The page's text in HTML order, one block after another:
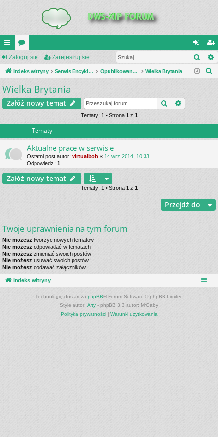
UI
C
K
_L
or
a
al
og
ar
ej
Zaloguj się Zarejestruj się
Indeks witryny Serwis Encyklopedia Uzbrojenia Opublikowane zestawienia Wielka Brytania
j
Wielka Brytania
Załóż nowy temat Szukaj
Tematy: 1 • Strona 1 z 1
Tematy
Aktualne prace w serwisie
Ostatni post autor: virtualbob « 14 wrz 2014, 10:33
Odpowiedzi: 1
Załóż nowy temat
Tematy: 1 • Strona 1z 1
Przejdź do
Twoje uprawnienia na tym forum
Nie możesz tworzyć nowych tematów
Nie możesz odpowiadać w tematach
Nie możesz zmieniać swoich postów
Nie możesz usuwać swoich postów
Nie możesz dodawać załączników
Indeks witryny
Technologię dostarcza phpBB® Forum Software © phpBB Limited
Style autor: Arty - phpBB 3.3 autor: MrGaby
Polityka prywatności| Warunki użytkowania